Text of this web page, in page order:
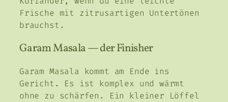
Frische mit zitrusartigen Untertönen
brauchst.
Garam Masala — der Finisher
Garam Masala kommt am Ende ins
Gericht. Es ist komplex und wärmt
ohne zu schärfen. Ein kleiner Löffel